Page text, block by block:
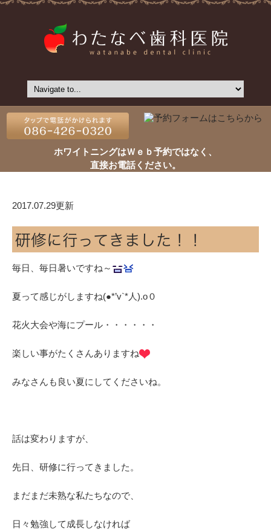
ホワイトニングはＷｅｂ予約ではなく、
直接お電話ください。
2017.07.29更新
研修に行ってきました！！
毎日、毎日暑いですね～
夏って感じがしますね(●*’v`*人).o０
花火大会や海にプール・・・・・・
楽しい事がたくさんありますね
みなさんも良い夏にしてくださいね。
話は変わりますが、
先日、研修に行ってきました。
まだまだ未熟な私たちなので、
日々勉強して成長しなければ